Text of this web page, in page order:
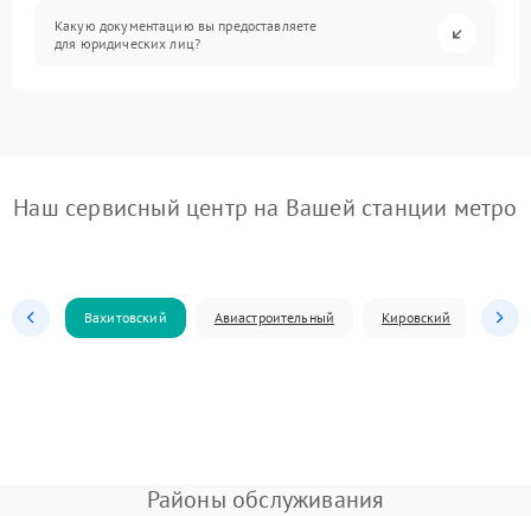
Какую документацию вы предоставляете
для юридических лиц?
Наш сервисный центр на Вашей станции метро
Вахитовский Авиастроительный Кировский
Районы обслуживания